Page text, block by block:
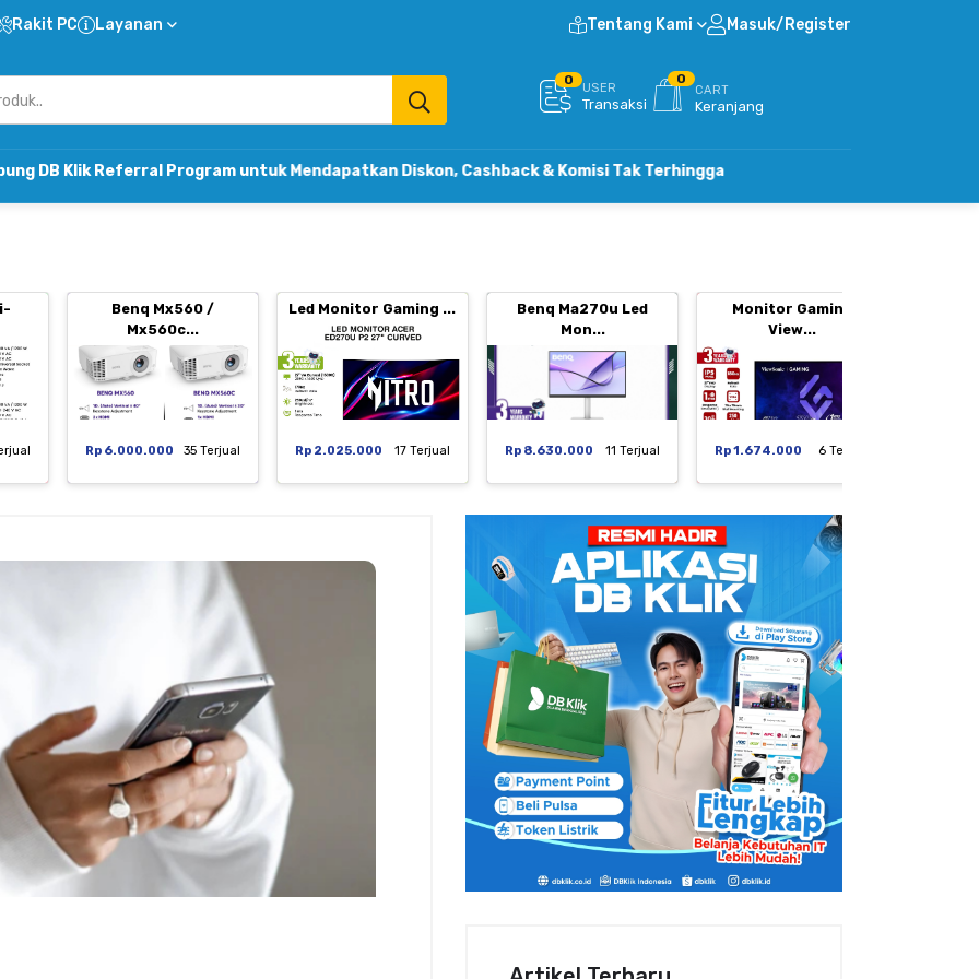
Rakit PC Layanan Tentang Kami Masuk/Register
0
USER
Transaksi
0
CART
Keranjang
Program untuk Mendapatkan Diskon, Cashback & Komisi Tak Terhingga
Benq Mx560 /
Mx560c...
Rp 6.000.000 35 Terjual
Led Monitor Gaming ...
Rp 2.025.000 17 Terjual
Benq Ma270u Led
Mon...
Rp 8.630.000 11 Terjual
Monitor Gaming
View...
Rp 1.674.000 6 Terjual